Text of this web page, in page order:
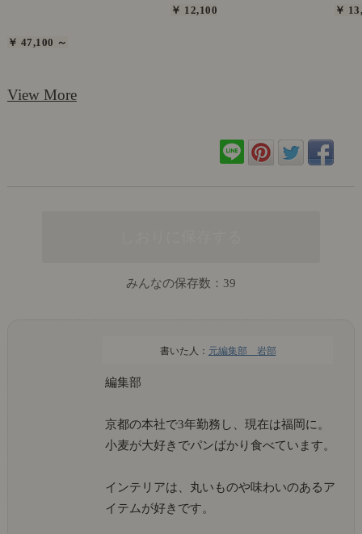
￥ 47,100 ～
￥ 12,100 ￥
View More
みんなの保存数： 39
元編集部 岩部
編集部
京都の本社で3年勤務し、現在は福岡に。
小麦が大好きでパンばかり食べています。
インテリアは、丸いものや味わいのあるア
イテムが好きです。